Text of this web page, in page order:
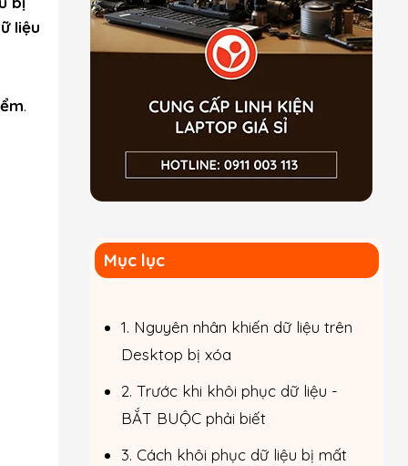
liệu
.
Mục lục
1. Nguyên nhân khiến dữ liệu trên
Desktop bị xóa
2. Trước khi khôi phục dữ liệu -
BẮT BUỘC phải biết
3. Cách khôi phục dữ liệu bị mất